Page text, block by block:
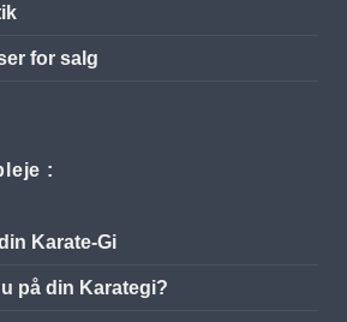
for salg
:
Karate-Gi
på din Karategi?